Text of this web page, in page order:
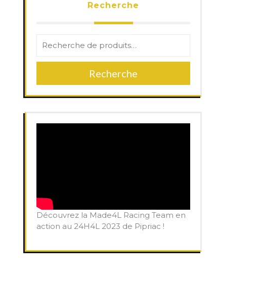
Recherche
Recherche
Découvrez la Made4L Racing Team en
action au 24H4L 2023 de Pipriac !